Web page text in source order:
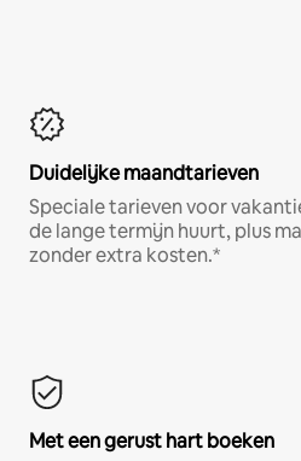
Duidelijke maandtarieven
Speciale tarieven voor
de lange termijn huurt, plus
zonder extra kosten.*
Met een gerust hart boeken